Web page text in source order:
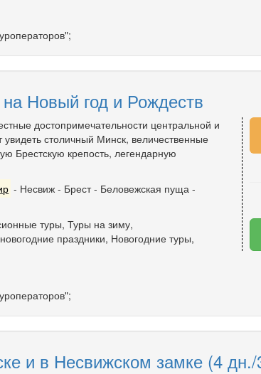
Новый год и Рождеств
достопримечательности центральной и
столичный Минск, величественные
Брестскую крепость, легендарную
- Несвиж - Брест- Беловежская пуща -
туры, Туры на зиму,
праздники, Новогодние туры,
и в Несвижском замке (4 дн./